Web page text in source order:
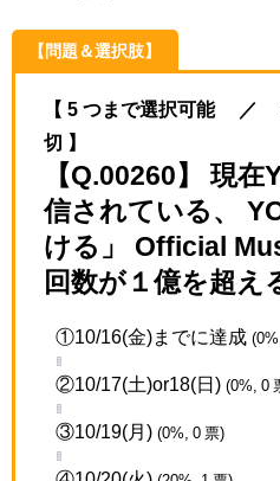
【問題＆選択肢】
【 5 つまで選択可能 ／
切 】
【Q.00260】 現
信されている、
ける」 Official
回数が１億を超え
①10/16(金)までに達成
②10/17(土)or18(日) (0%, 0
③10/19(月) (0%, 0 票)